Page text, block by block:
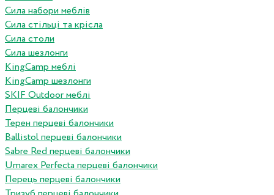
Сила набори меблів
Сила стільці та крісла
Сила столи
Сила шезлонги
KingCamp меблі
KingCamp шезлонги
SKIF Outdoor меблі
Перцеві балончики
Терен перцеві балончики
Ballistol перцеві балончики
Sabre Red перцеві балончики
Umarex Perfecta перцеві балончики
Перець перцеві балончики